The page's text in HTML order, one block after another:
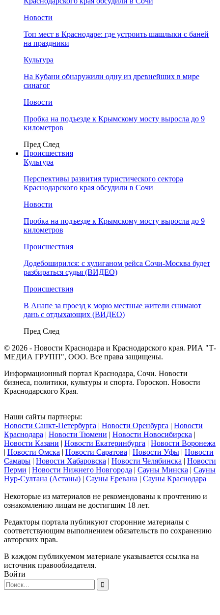
Новости
Топ мест в Краснодаре: где устроить шашлыки с баней
на праздники
Культура
На Кубани обнаружили одну из древнейших в мире
синагог
Новости
Пробка на подъезде к Крымскому мосту выросла до 9
километров
Пред След
Происшествия
Культура
Перспективы развития туристического сектора
Краснодарского края обсудили в Сочи
Новости
Пробка на подъезде к Крымскому мосту выросла до 9
километров
Происшествия
Додебоширился: с хулиганом рейса Сочи-Москва будет
разбираться судья (ВИДЕО)
Происшествия
В Анапе за проезд к морю местные жители снимают
дань с отдыхающих (ВИДЕО)
Пред След
© 2026 - Новости Краснодара и Краснодарского края. РИА "Т-
МЕДИА ГРУПП", ООО. Все права защищены.
Информационный портал Краснодара, Сочи. Новости
бизнеса, политики, культуры и спорта. Гороскоп. Новости
Краснодарского Края.
Наши сайты партнеры:
Новости Санкт-Петербурга | Новости Оренбурга | Новости
Краснодара | Новости Тюмени | Новости Новосибирска |
Новости Казани | Новости Екатеринбурга | Новости Воронежа
| Новости Омска | Новости Саратова | Новости Уфы | Новости
Самары | Новости Хабаровска | Новости Челябинска | Новости
Перми | Новости Нижнего Новгорода | Сауны Минска | Сауны
Нур-Султана (Астаны) | Сауны Еревана | Сауны Краснодара
Некоторые из материалов не рекомендованы к прочтению и
ознакомлению лицам не достигшим 18 лет.
Редакторы портала публикуют сторонние материалы с
соответствующим выполнением обязательств по сохранению
авторских прав.
В каждом публикуемом материале указывается ссылка на
источник правообладателя.
Войти